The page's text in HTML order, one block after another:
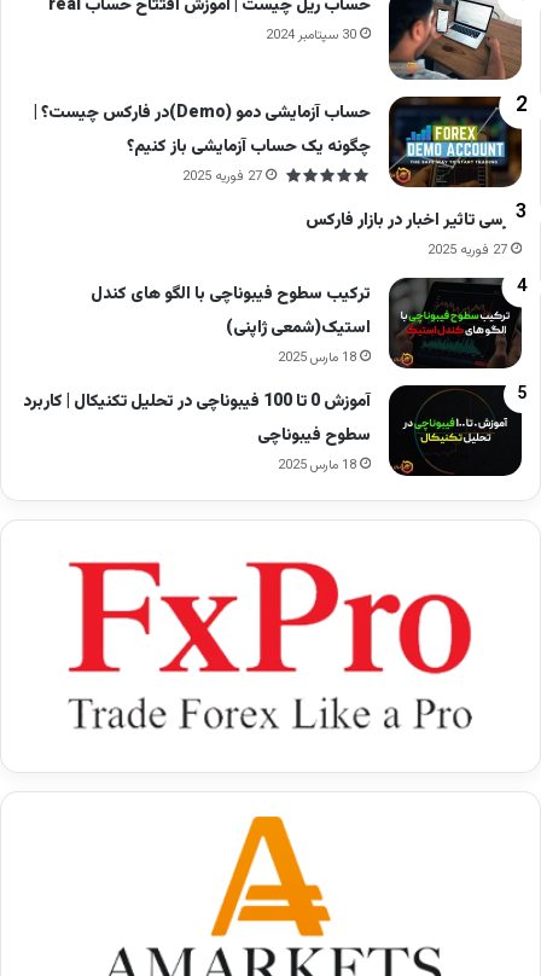
حساب ریل چیست | آموزش افتتاح حساب real
30 سپتامبر 2024
حساب آزمایشی دمو (Demo)در فارکس چیست؟ |
چگونه یک حساب آزمایشی باز کنیم؟
27 فوریه 2025
بررسی تاثیر اخبار در بازار فارکس
27 فوریه 2025
ترکیب سطوح فیبوناچی با الگو های کندل
استیک(شمعی ژاپنی)
18 مارس 2025
آموزش 0 تا 100 فیبوناچی در تحلیل تکنیکال | کاربرد
سطوح فیبوناچی
18 مارس 2025